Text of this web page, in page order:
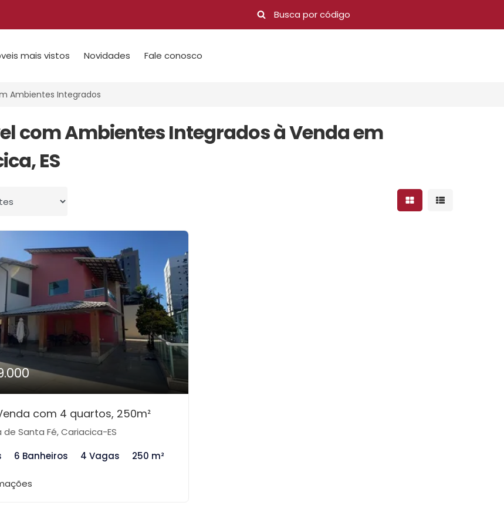
mais vistos Novidades Fale conosco
Ambientes Integrados
com Ambientes Integrados à Venda em
ES
Mostrar resultados
Mostrar
com 4 quartos, 250m²
de Santa Fé, Cariacica-ES
6 Banheiros 4 Vagas 250 m²